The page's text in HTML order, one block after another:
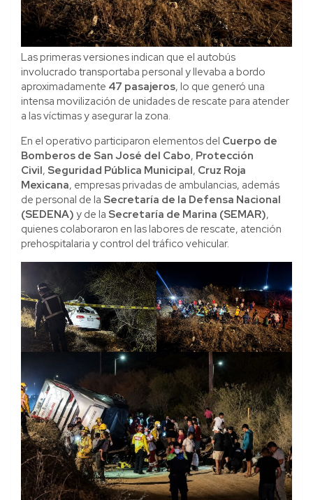
Las primeras versiones indican que el autobús
involucrado transportaba personal y llevaba a bordo
aproximadamente 47 pasajeros, lo que generó una
intensa movilización de unidades de rescate para atender
a las víctimas y asegurar la zona.
En el operativo participaron elementos del Cuerpo de
Bomberos de San José del Cabo, Protección
Civil, Seguridad Pública Municipal, Cruz Roja
Mexicana, empresas privadas de ambulancias, además
de personal de la Secretaría de la Defensa Nacional
(SEDENA) y de la Secretaría de Marina (SEMAR),
quienes colaboraron en las labores de rescate, atención
prehospitalaria y control del tráfico vehicular.